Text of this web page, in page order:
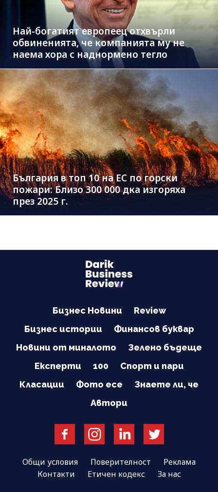
Най-богатият европеец отхвърли
обвиненията, че компанията му не
наема хора с наднормено тегло
България в топ 10 на ЕС по горски
пожари: Близо 300 000 дка изгоряха
през 2025 г.
Бизнес Новини
Review
Бизнес истории
Финансов буквар
Новини от миналото
Зелено бъдеще
Експерти
100
Спорт и пари
Класации
Фото есе
Знаете ли, че
Автори
Общи условия Поверителност
Реклама
Контакти
Етичен кодекс За нас